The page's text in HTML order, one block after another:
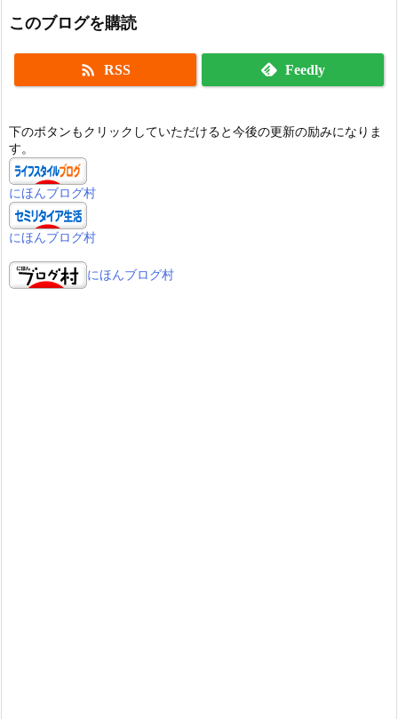
このブログを購読
 RSS Feedly
下のボタンもクリックしていただけると今後の更新の励みになりま
す。
にほんブログ村
にほんブログ村
にほんブログ村